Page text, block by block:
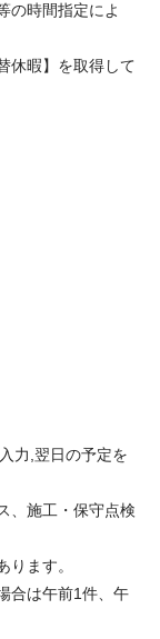
の時間指定によ
休暇】を取得して
力,翌日の予定を
、施工・保守点検
ます。
合は午前1件、午